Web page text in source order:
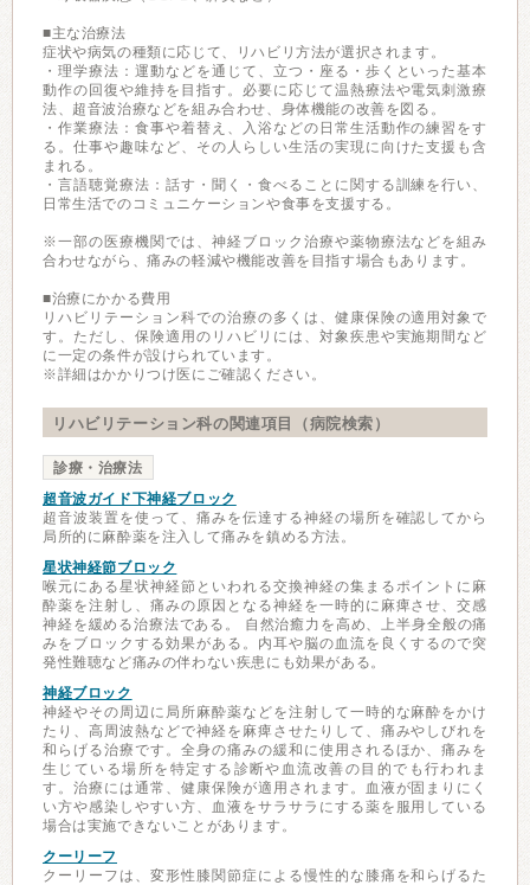
■主な治療法
症状や病気の種類に応じて、リハビリ方法が選択されます。
・理学療法：運動などを通じて、立つ・座る・歩くといった基本
動作の回復や維持を目指す。必要に応じて温熱療法や電気刺激療
法、超音波治療などを組み合わせ、身体機能の改善を図る。
・作業療法：食事や着替え、入浴などの日常生活動作の練習をす
る。仕事や趣味など、その人らしい生活の実現に向けた支援も含
まれる。
・言語聴覚療法：話す・聞く・食べることに関する訓練を行い、
日常生活でのコミュニケーションや食事を支援する。
※一部の医療機関では、神経ブロック治療や薬物療法などを組み
合わせながら、痛みの軽減や機能改善を目指す場合もあります。
■治療にかかる費用
リハビリテーション科での治療の多くは、健康保険の適用対象で
す。ただし、保険適用のリハビリには、対象疾患や実施期間など
に一定の条件が設けられています。
※詳細はかかりつけ医にご確認ください。
リハビリテーション科の関連項目（病院検索）
診療・治療法
超音波ガイド下神経ブロック
超音波装置を使って、痛みを伝達する神経の場所を確認してから
局所的に麻酔薬を注入して痛みを鎮める方法。
星状神経節ブロック
喉元にある星状神経節といわれる交換神経の集まるポイントに麻
酔薬を注射し、痛みの原因となる神経を一時的に麻痺させ、交感
神経を緩める治療法である。 自然治癒力を高め、上半身全般の痛
みをブロックする効果がある。内耳や脳の血流を良くするので突
発性難聴など痛みの伴わない疾患にも効果がある。
神経ブロック
神経やその周辺に局所麻酔薬などを注射して一時的な麻酔をかけ
たり、高周波熱などで神経を麻痺させたりして、痛みやしびれを
和らげる治療です。全身の痛みの緩和に使用されるほか、痛みを
生じている場所を特定する診断や血流改善の目的でも行われま
す。治療には通常、健康保険が適用されます。血液が固まりにく
い方や感染しやすい方、血液をサラサラにする薬を服用している
場合は実施できないことがあります。
クーリーフ
クーリーフは、変形性膝関節症による慢性的な膝痛を和らげるた